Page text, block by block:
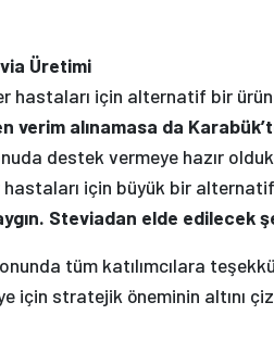
Üretimi
hastaları için alternatif bir
verim alınamasa da
destek vermeye hazır
için büyük bir
Steviadan elde edilecek
tüm katılımcılara
için stratejik öneminin altını